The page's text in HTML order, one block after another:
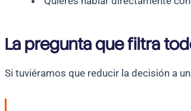
La pregunta que filtra
Si tuviéramos que reducir la decisión a